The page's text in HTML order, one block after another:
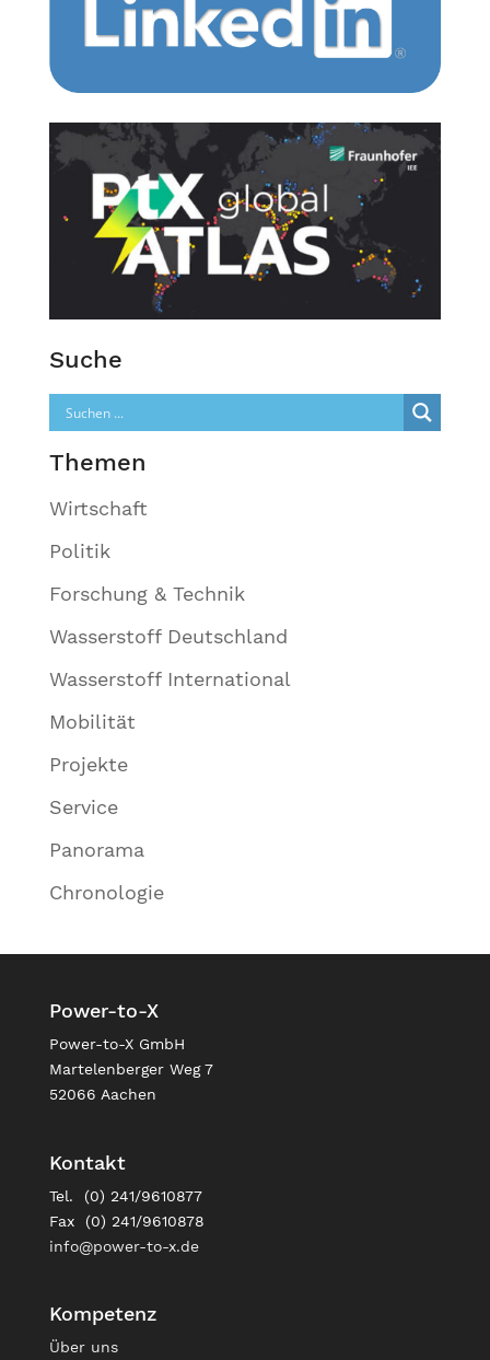
Suche
Themen
Wirtschaft
Politik
Forschung & Technik
Wasserstoff Deutschland
Wasserstoff International
Mobilität
Projekte
Service
Panorama
Chronologie
Power-to-X
Power-to-X GmbH
Martelenberger Weg 7
52066 Aachen
Kontakt
Tel. (0) 241/9610877
Fax (0) 241/9610878
info@power-to-x.de
Kompetenz
Über uns